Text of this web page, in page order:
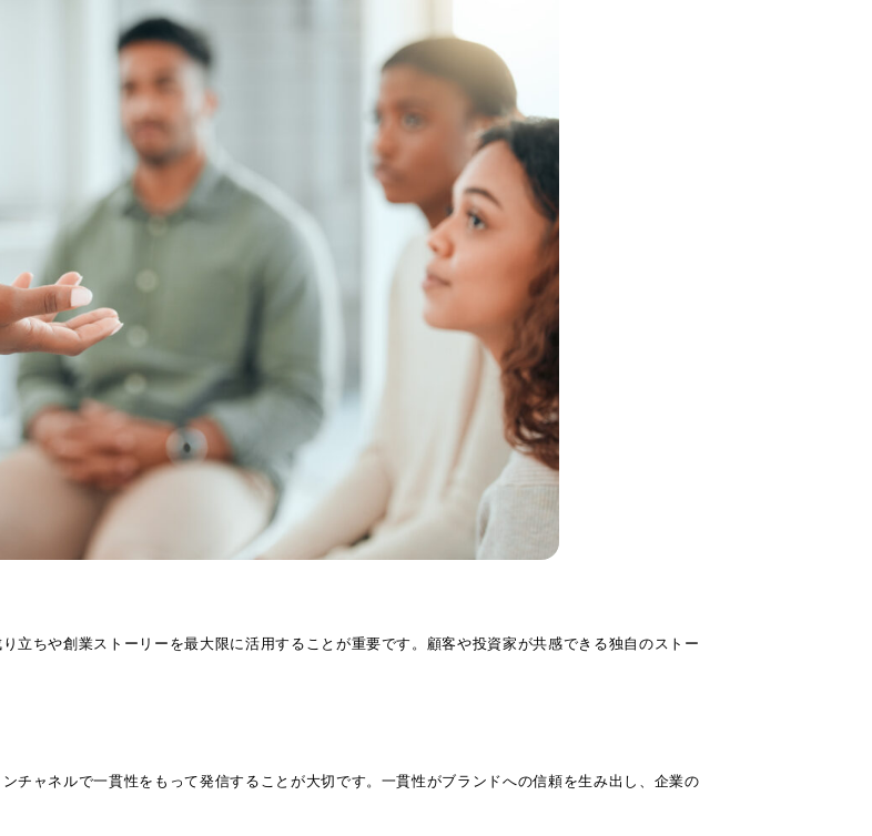
立ちや創業ストーリーを最大限に活用することが重要です。顧客や投資家が共感できる独自のストー
チャネルで一貫性をもって発信することが大切です。一貫性がブランドへの信頼を生み出し、企業の